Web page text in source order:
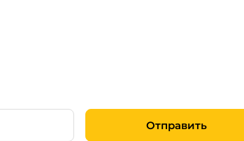
Отправить